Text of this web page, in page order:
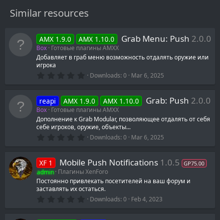
Similar resources
AMX 1.9.0 AMX 1.10.0 Grab Menu: Push 2.0.0
Box Готовые плагины AMXX
Добавляет в граб меню возможность отдалять оружие или
игрока
0
0
s
t
a
r
(
s
Downloads 0 Mar 6, 2025
reapi AMX 1.9.0 AMX 1.10.0 Grab: Push 2.0.0
Box Готовые плагины AMXX
Дополнение к Grab Modular, позволяющее отдалять от себя
себе игроков, оружие, объекты...
0
0
s
t
a
r
(
s
Downloads 0 Mar 6, 2025
XF 1 Mobile Push Notifications 1.0.5 GP75.00
admin Плагины XenForo
Постоянно привлекать посетителей на ваш форум и
заставлять их остаться.
0 Downloads 0 Feb 4, 2023